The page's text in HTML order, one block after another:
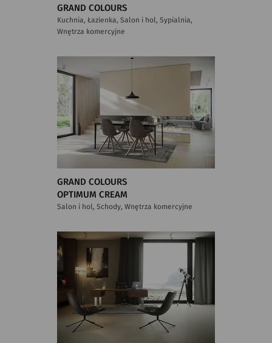
GRAND COLOURS
Kuchnia, Łazienka, Salon i hol, Sypialnia,
Wnętrza komercyjne
GRAND COLOURS
OPTIMUM CREAM
Salon i hol, Schody, Wnętrza komercyjne